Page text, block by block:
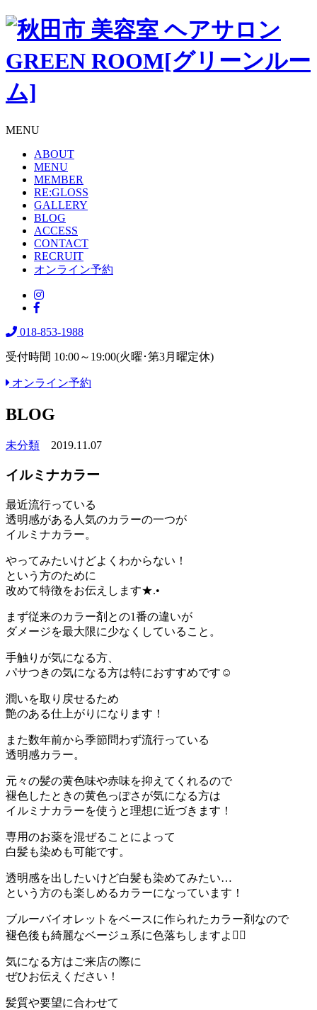
MENU
ABOUT
MENU
MEMBER
RE:GLOSS
GALLERY
BLOG
ACCESS
CONTACT
RECRUIT
オンライン予約
018-853-1988
受付時間 10:00～19:00(火曜･第3月曜定休)
オンライン予約
BLOG
未分類 2019.11.07
イルミナカラー
最近流行っている
透明感がある人気のカラーの一つが
イルミナカラー。
やってみたいけどよくわからない！
という方のために
改めて特徴をお伝えします★.•
まず従来のカラー剤との1番の違いが
ダメージを最大限に少なくしていること。
手触りが気になる方、
パサつきの気になる方は特におすすめです☺︎
潤いを取り戻せるため
艶のある仕上がりになります！
また数年前から季節問わず流行っている
透明感カラー。
元々の髪の黄色味や赤味を抑えてくれるので
褪色したときの黄色っぽさが気になる方は
イルミナカラーを使うと理想に近づきます！
専用のお薬を混ぜることによって
白髪も染めも可能です。
透明感を出したいけど白髪も染めてみたい…
という方のも楽しめるカラーになっています！
ブルーバイオレットをベースに作られたカラー剤なので
褪色後も綺麗なベージュ系に色落ちしますよ❁⃘
気になる方はご来店の際に
ぜひお伝えください！
髪質や要望に合わせて